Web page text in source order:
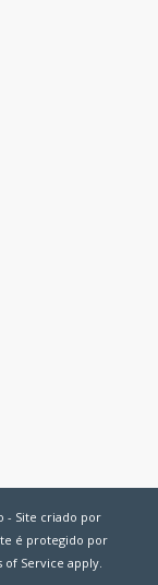
- Site criado por
é protegido por
of Service apply.